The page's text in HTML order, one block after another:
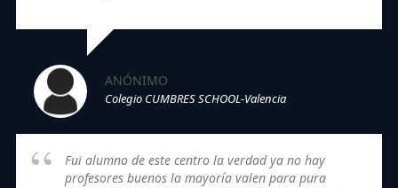
ANÓNIMO
Colegio CUMBRES SCHOOL-Valencia
Fui alumno de este centro la verdad ya no hay
profesores buenos la mayoría valen para pura